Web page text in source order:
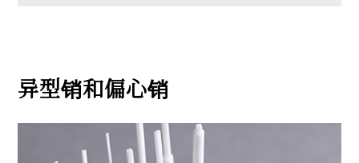
异型销和偏心销